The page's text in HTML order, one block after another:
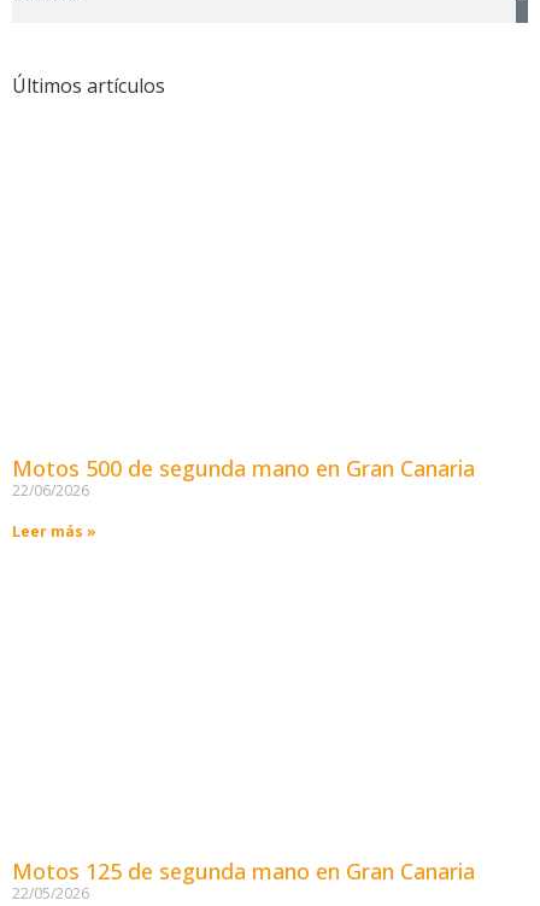
Últimos artículos
Motos 500 de segunda mano en Gran Canaria
22/06/2026
Leer más »
Motos 125 de segunda mano en Gran Canaria
22/05/2026